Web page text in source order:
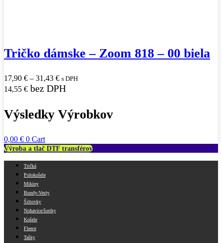
Tričko dámske – Zoom 818 – 00 biela
17,90 € – 31,43 € s DPH
14,55 € bez DPH
Výsledky Výrobkov
0,00 € 0 Cart
Výroba a tlač DTF transférov
Tričká
Polokošele
Mikiny
Bundy-Vesty
Šiltovky
Nohavice/šortky
Košele
Fleece
Tašky